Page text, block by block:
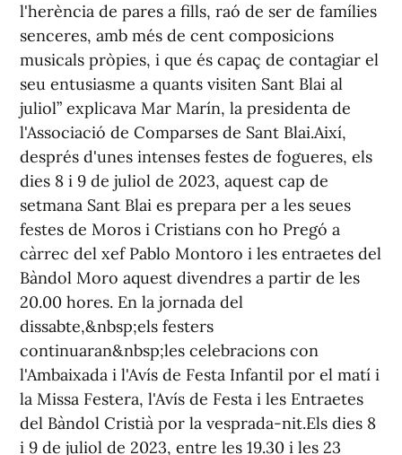
l'herència de pares a fills, raó de ser de famílies
senceres, amb més de cent composicions
musicals pròpies, i que és capaç de contagiar el
seu entusiasme a quants visiten Sant Blai al
juliol” explicava Mar Marín, la presidenta de
l'Associació de Comparses de Sant Blai.Així,
després d'unes intenses festes de fogueres, els
dies 8 i 9 de juliol de 2023, aquest cap de
setmana Sant Blai es prepara per a les seues
festes de Moros i Cristians con ho Pregó a
càrrec del xef Pablo Montoro i les entraetes del
Bàndol Moro aquest divendres a partir de les
20.00 hores. En la jornada del
dissabte,&nbsp;els festers
continuaran&nbsp;les celebracions con
l'Ambaixada i l'Avís de Festa Infantil por el matí i
la Missa Festera, l'Avís de Festa i les Entraetes
del Bàndol Cristià por la vesprada-nit.Els dies 8
i 9 de juliol de 2023, entre les 19.30 i les 23